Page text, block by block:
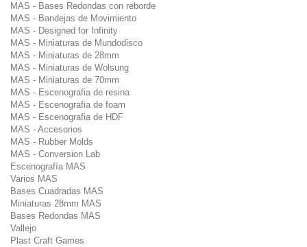
MAS - Bases Redondas con reborde
MAS - Bandejas de Movimiento
MAS - Designed for Infinity
MAS - Miniaturas de Mundodisco
MAS - Miniaturas de 28mm
MAS - Miniaturas de Wolsung
MAS - Miniaturas de 70mm
MAS - Escenografia de resina
MAS - Escenografia de foam
MAS - Escenografia de HDF
MAS - Accesorios
MAS - Rubber Molds
MAS - Conversion Lab
Escenografía MAS
Varios MAS
Bases Cuadradas MAS
Miniaturas 28mm MAS
Bases Redondas MAS
Vallejo
Plast Craft Games